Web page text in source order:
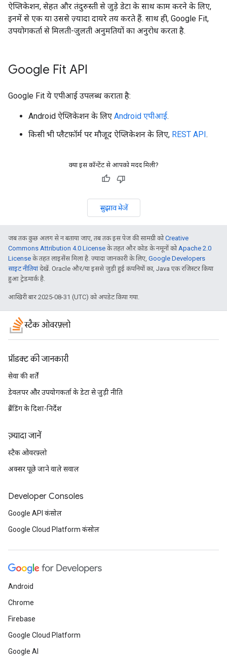
ऐप्लिकेशन, सेहत और तंदुरुस्ती से जुड़े डेटा के साथ काम करने के लिए,
इनमें से एक या उससे ज़्यादा दायरे तय करते हैं. साथ ही, Google Fit,
उपयोगकर्ता से मिलती-जुलती अनुमतियों का अनुरोध करता है.
Google Fit API
Google Fit ये एपीआई उपलब्ध कराता है:
Android ऐप्लिकेशन के लिए Android एपीआई.
किसी भी प्लैटफ़ॉर्म पर मौजूद ऐप्लिकेशन के लिए, REST API .
क्या इस कॉन्टेंट से आपको मदद मिली?
सुझाव भेजें
जब तक कुछ अलग से न बताया जाए, तब तक इस पेज की सामग्री कोCreative
Commons Attribution 4.0 License के तहत और कोड के नमूनों कोApache 2.0
License के तहत लाइसेंस मिला है. ज़्यादा जानकारी के लिए, Google Developers
साइट नीतियांदेखें. Oracle और/या इससे जुड़ी हुई कंपनियों का, Java एक रजिस्टर किया
हुआ ट्रेडमार्क है.
आखिरी बार 2025-08-31 (UTC) को अपडेट किया गया.
स्टैक ओवरफ़्लो
प्रॉडक्ट की जानकारी
सेवा की शर्तें
डेवलपर और उपयोगकर्ता के डेटा से जुड़ी नीति
ब्रैंडिंग के दिशा-निर्देश
ज़्यादा जानें
स्टैक ओवरफ़्लो
अक्सर पूछे जाने वाले सवाल
Developer Consoles
Google API कंसोल
Google Cloud Platform कंसोल
Android
Chrome
Firebase
Google Cloud Platform
Google AI